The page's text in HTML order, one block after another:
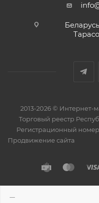
2013-2026 © Интернет-
Торговый реестр
Регистрационный номер
Продвижение сайта